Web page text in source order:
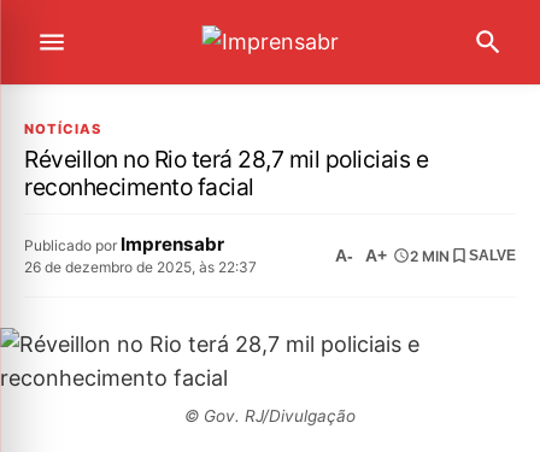
NOTÍCIAS
Réveillon no Rio terá 28,7 mil policiais e
reconhecimento facial
Publicado por Imprensabr
26 de dezembro de 2025, às 22:37
A- A+ 2 MIN SALVE
© Gov. RJ/Divulgação